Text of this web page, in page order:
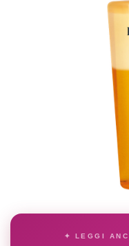
✦ LEGGI